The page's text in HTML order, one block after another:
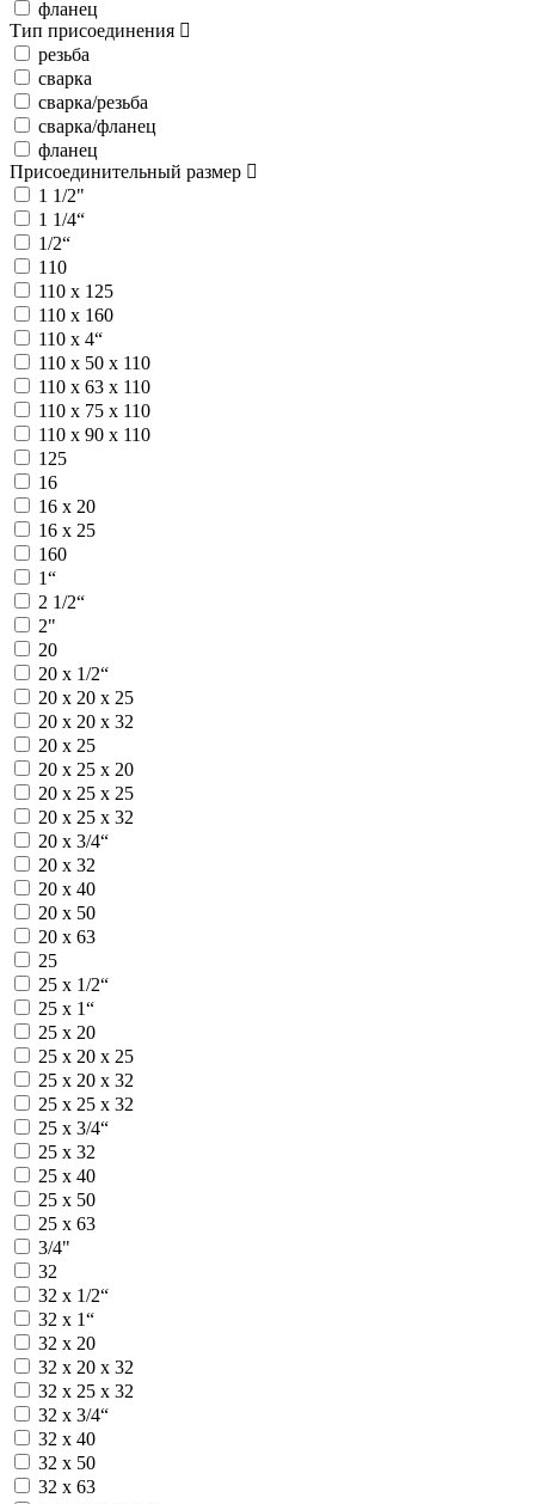
фланец
Тип присоединения
резьба
сварка
сварка/резьба
сварка/фланец
фланец
Присоединительный размер
1 1/2"
1 1/4“
1/2“
110
110 х 125
110 х 160
110 х 4“
110 х 50 х 110
110 х 63 х 110
110 х 75 х 110
110 х 90 х 110
125
16
16 х 20
16 х 25
160
1“
2 1/2“
2"
20
20 х 1/2“
20 х 20 х 25
20 х 20 х 32
20 х 25
20 х 25 х 20
20 х 25 х 25
20 х 25 х 32
20 х 3/4“
20 х 32
20 х 40
20 х 50
20 х 63
25
25 х 1/2“
25 х 1“
25 х 20
25 х 20 х 25
25 х 20 х 32
25 х 25 х 32
25 х 3/4“
25 х 32
25 х 40
25 х 50
25 х 63
3/4"
32
32 х 1/2“
32 х 1“
32 х 20
32 х 20 х 32
32 х 25 х 32
32 х 3/4“
32 х 40
32 х 50
32 х 63